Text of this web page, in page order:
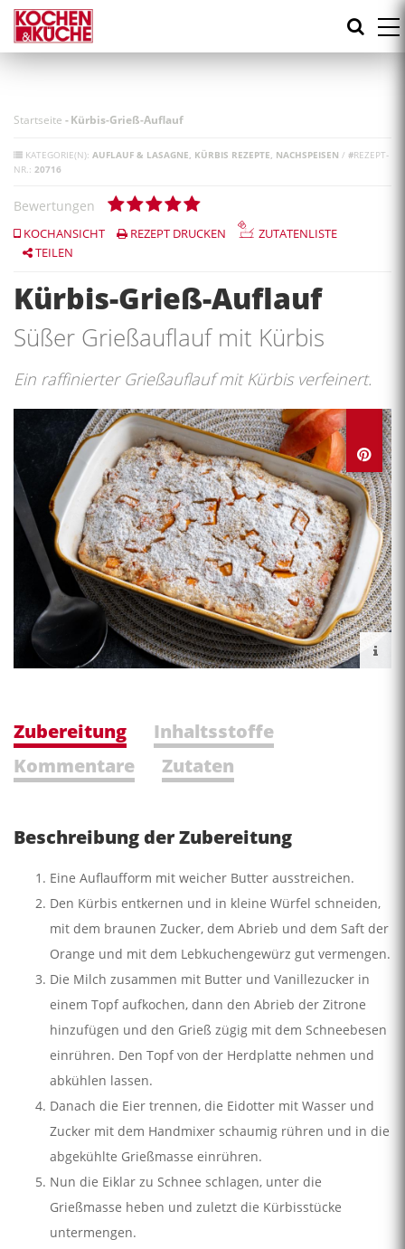
Direkt
zum
Inhalt
Startseite -Kürbis-Grieß-Auflauf
KATEGORIE(N): AUFLAUF & LASAGNE KÜRBIS REZEPTE NACHSPEISEN / #REZEPT-
NR.: 20716
Bewertungen
KOCHANSICHT REZEPT DRUCKEN
ZUTATENLISTE
TEILEN
Kürbis-Grieß-Auflauf
Süßer Grießauflauf mit Kürbis
Ein raffinierter Grießauflauf mit Kürbis verfeinert.
Zubereitung
Inhaltsstoffe
Kommentare
Zutaten
Beschreibung der Zubereitung
Eine Auflaufform mit weicher Butter ausstreichen.
Den Kürbis entkernen und in kleine Würfel schneiden,
mit dem braunen Zucker, dem Abrieb und dem Saft der
Orange und mit dem Lebkuchengewürz gut vermengen.
Die Milch zusammen mit Butter und Vanillezucker in
einem Topf aufkochen, dann den Abrieb der Zitrone
hinzufügen und den Grieß zügig mit dem Schneebesen
einrühren. Den Topf von der Herdplatte nehmen und
abkühlen lassen.
Danach die Eier trennen, die Eidotter mit Wasser und
Zucker mit dem Handmixer schaumig rühren und in die
abgekühlte Grießmasse einrühren.
Nun die Eiklar zu Schnee schlagen, unter die
Grießmasse heben und zuletzt die Kürbisstücke
untermengen.